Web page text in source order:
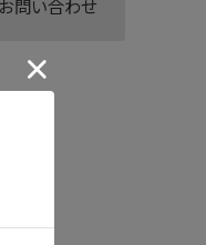
問い合わせ